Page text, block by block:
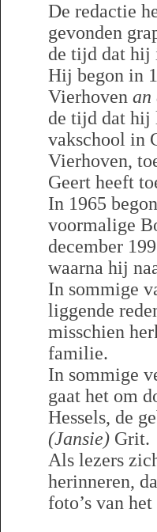
De redactie
gevonden
de tijd dat hij
Hij begon in
Vierhoven an
de tijd dat hij
vakschool in
Vierhoven,
Geert heeft
In 1965
voormalige
december
waarna hij
In sommige
liggende
misschien
familie.
In sommige
gaat het om
Hessels, de
(Jansie) Grit.
Als lezers
herinneren,
foto’s van